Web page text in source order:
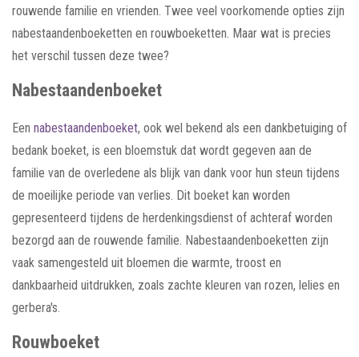
rouwende familie en vrienden. Twee veel voorkomende opties zijn
nabestaandenboeketten en rouwboeketten. Maar wat is precies
het verschil tussen deze twee?
Nabestaandenboeket
Een nabestaandenboeket, ook wel bekend als een dankbetuiging of
bedank boeket, is een bloemstuk dat wordt gegeven aan de
familie van de overledene als blijk van dank voor hun steun tijdens
de moeilijke periode van verlies. Dit boeket kan worden
gepresenteerd tijdens de herdenkingsdienst of achteraf worden
bezorgd aan de rouwende familie. Nabestaandenboeketten zijn
vaak samengesteld uit bloemen die warmte, troost en
dankbaarheid uitdrukken, zoals zachte kleuren van rozen, lelies en
gerbera's.
Rouwboeket